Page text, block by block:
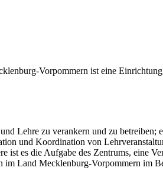
Vorpommern ist eine
Lehre zu verankern und zu
und Koordination von
es die Aufgabe des Zentrums, eine
Land Mecklenburg-Vorpommern im